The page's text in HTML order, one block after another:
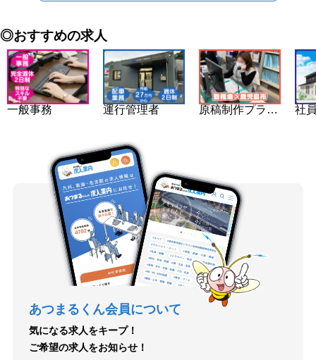
◎おすすめの求人
一般事務 運行管理者 原稿制作プランナー
あつまるくん会員について
気になる求人をキープ！
ご希望の求人をお知らせ！